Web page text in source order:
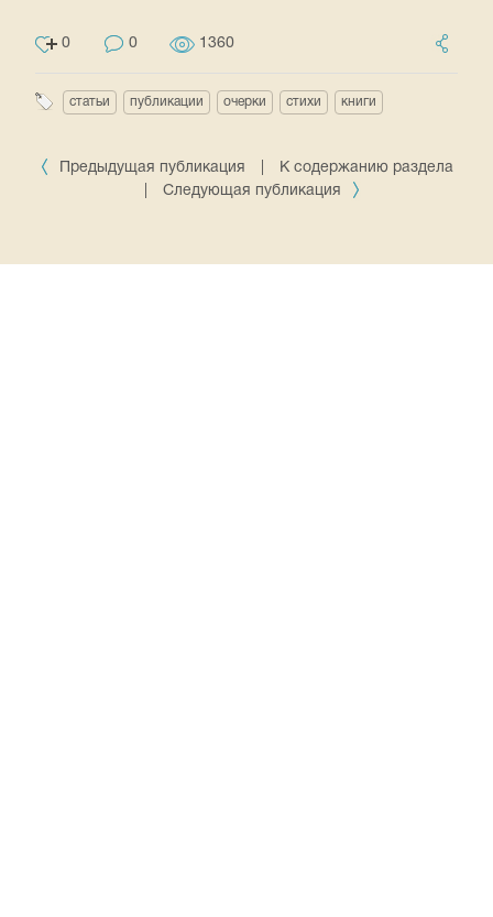
0 0 1360
статьи публикации очерки стихи книги
Предыдущая публикация
К содержанию раздела
Следующая публикация